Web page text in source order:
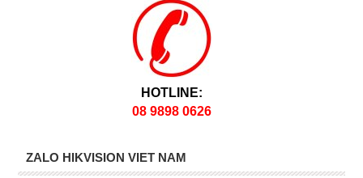
HOTLINE:
08 9898 0626
ZALO HIKVISION VIET NAM